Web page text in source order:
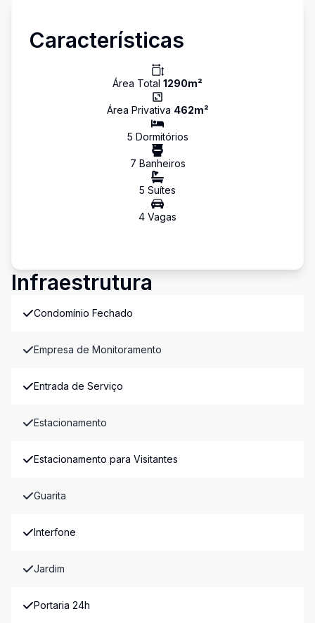
Características
Área Total 1290m²
Área Privativa 462m²
5 Dormitórios
7 Banheiros
5 Suítes
4 Vagas
Infraestrutura
Condomínio Fechado
Empresa de Monitoramento
Entrada de Serviço
Estacionamento
Estacionamento para Visitantes
Guarita
Interfone
Jardim
Portaria 24h